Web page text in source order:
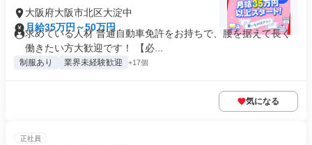
大阪府大阪市北区大淀中
月給35万円～50万円
求めている人材 普通自動車免許をお持ちで、腰を据えて長く
働きたい方大歓迎です！ 【必...
制服あり 業界未経験歓迎 +17個
気になる
正社員